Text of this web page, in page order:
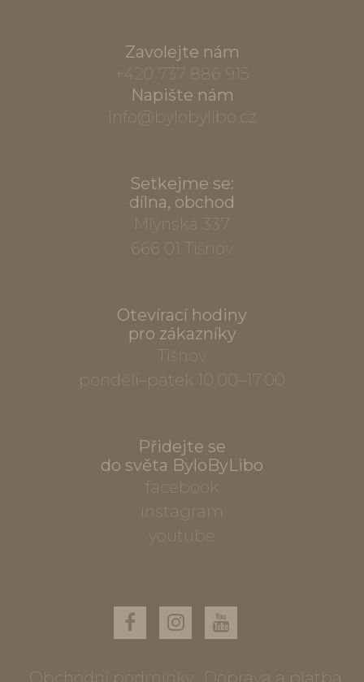
Zavolejte nám
+420 737 886 915
Napište nám
info@bylobylibo.cz
Setkejme se:
dílna, obchod
Mlýnská 337
666 01 Tišnov
Otevírací hodiny
pro zákazníky
Tišnov
pondělí–pátek 10.00–17.00
Přidejte se
do světa ByloByLibo
facebook
instagram
youtube
Obchodní podmínky Doprava a platba